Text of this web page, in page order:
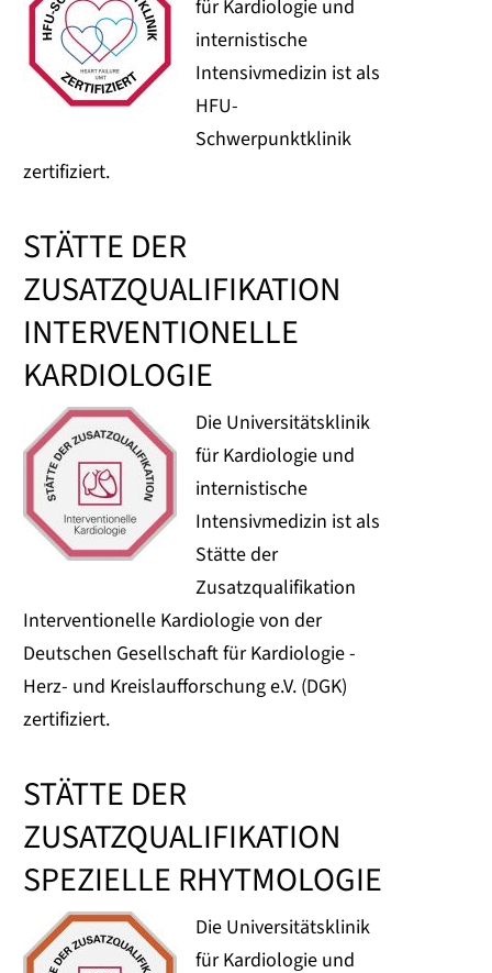
für Kardiologie und
internistische
Intensivmedizin ist als
HFU-
Schwerpunktklinik
zertifiziert.
STÄTTE DER
ZUSATZQUALIFIKATION
INTERVENTIONELLE
KARDIOLOGIE
Die Universitätsklinik
für Kardiologie und
internistische
Intensivmedizin ist als
Stätte der
Zusatzqualifikation
Interventionelle Kardiologie von der
Deutschen Gesellschaft für Kardiologie -
Herz- und Kreislaufforschung e.V. (DGK)
zertifiziert.
STÄTTE DER
ZUSATZQUALIFIKATION
SPEZIELLE RHYTMOLOGIE
Die Universitätsklinik
für Kardiologie und